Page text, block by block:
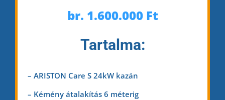
br. 1.600.000 Ft
Tartal ma:
– ARISTON Care S 24kW kazán
– Kémény átalakítás 6 méterig